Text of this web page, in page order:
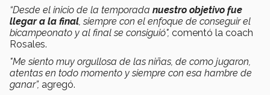
“Desde el inicio de la temporada nuestro objetivo fue
llegar a la final, siempre con el enfoque de conseguir el
bicampeonato y al final se consiguió", comentó la coach
Rosales.
"Me siento muy orgullosa de las niñas, de como jugaron,
atentas en todo momento y siempre con esa hambre de
ganar”, agregó.